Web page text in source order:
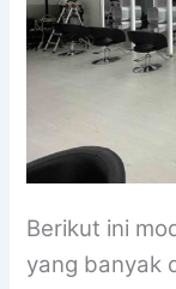
Berikut ini
yang banyak